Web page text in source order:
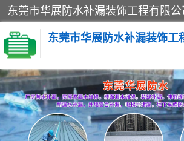
楼面防水补漏
阳台卫生间防水补漏